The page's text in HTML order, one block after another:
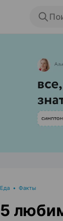
Еда • Факты
5